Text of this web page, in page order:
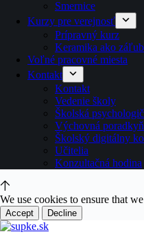
Smernice
Kurzy pre verejnosť
Prípravný kurz
Keramika ako
Voľné pracovné miesta
Kontakt
Kontakt
Vedenie školy
Školská
Výchovná
Školský digitálny
Učitelia
Konzultačná hodina
We use cookies to ensure that
Accept Decline